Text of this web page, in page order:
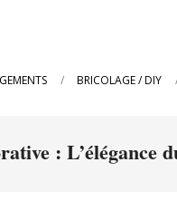
BRICOLAGE / DIY
: L’élégance